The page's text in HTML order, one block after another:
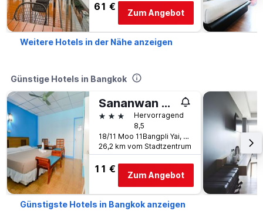
61 €
Zum Angebot
Weitere Hotels in der Nähe anzeigen
Günstige Hotels in Bangkok
Sananwan Palace
3 SterneHervorragend
8,5
18/11 Moo 11Bangpli Yai, Bangkok, Thailand
26,2 km vom Stadtzentrum
11 €
Zum Angebot
Günstigste Hotels in Bangkok anzeigen